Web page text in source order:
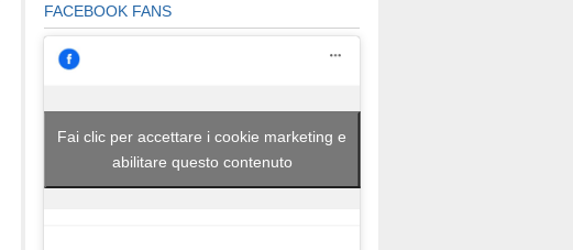
FACEBOOK FANS
Fai clic per accettare i cookie marketing e
abilitare questo contenuto